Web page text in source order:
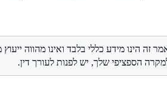
זה הינו מידע כללי בלבד ואינו מהווה
הספציפי שלך, יש לפנות לעורך דין.